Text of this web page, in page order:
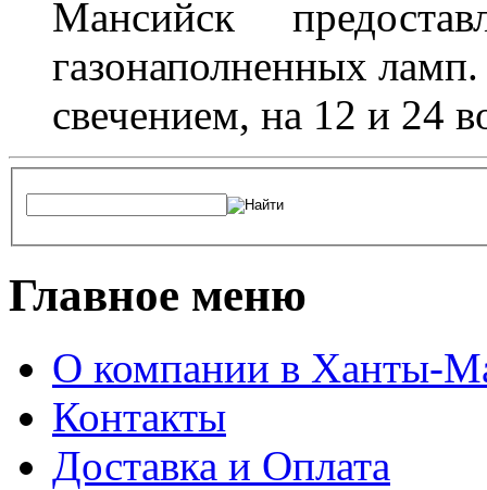
Мансийск
газонаполненных
свечением, на 12 и 24
Главное меню
О компании в Ханты-
Контакты
Доставка и Оплата